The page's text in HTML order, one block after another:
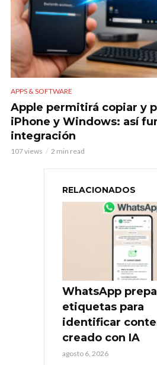
APPS & SOFTWARE
Apple permitirá copiar y
iPhone y Windows: así
integración
107 views 2 min read
RELACIONADOS
WhatsApp
etiquetas para
identificar
creado con IA
agosto 6, 2026